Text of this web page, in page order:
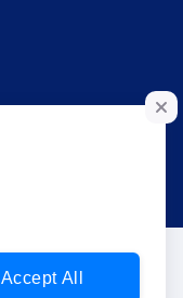
Accept All